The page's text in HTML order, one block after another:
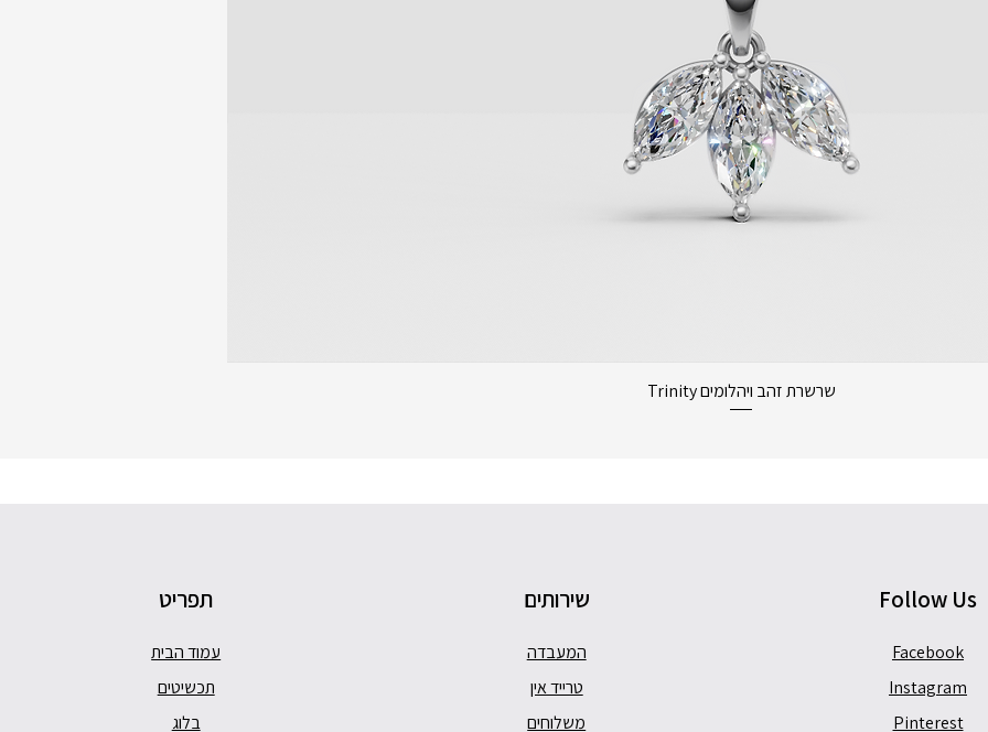
תצוגה מהירה
שרשרת זהב ויהלומים Trinity
תפריט
עמוד הבית
תכשיטים
בלוג
שירותים
המעבדה
טרייד אין
משלוחים
Follow Us
Facebook
Instagram
Pinterest